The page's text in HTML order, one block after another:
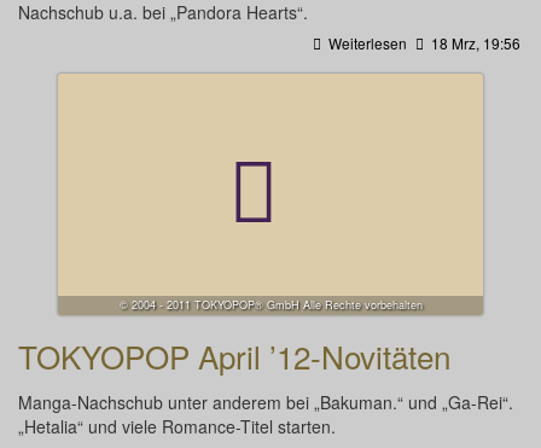
Nachschub u.a. bei „Pandora Hearts“.
Weiterlesen 18 Mrz, 19:56
© 2004 - 2011 TOKYOPOP® GmbH Alle Rechte vorbehalten
TOKYOPOP April ’12-Novitäten
Manga-Nachschub unter anderem bei „Bakuman.“ und „Ga-Rei“.
„Hetalia“ und viele Romance-Titel starten.